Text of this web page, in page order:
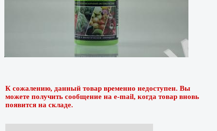
К сожалению, данный товар временно недоступен. Вы
можете получить сообщение на e-mail, когда товар вновь
появится на складе.